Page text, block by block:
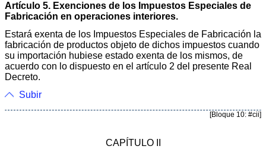
Artículo 5. Exenciones de los Impuestos Especiales de
Fabricación en operaciones interiores.
Estará exenta de los Impuestos Especiales de Fabricación la
fabricación de productos objeto de dichos impuestos cuando
su importación hubiese estado exenta de los mismos, de
acuerdo con lo dispuesto en el artículo 2 del presente Real
Decreto.
Subir
[Bloque 10: #cii]
CAPÍTULO II